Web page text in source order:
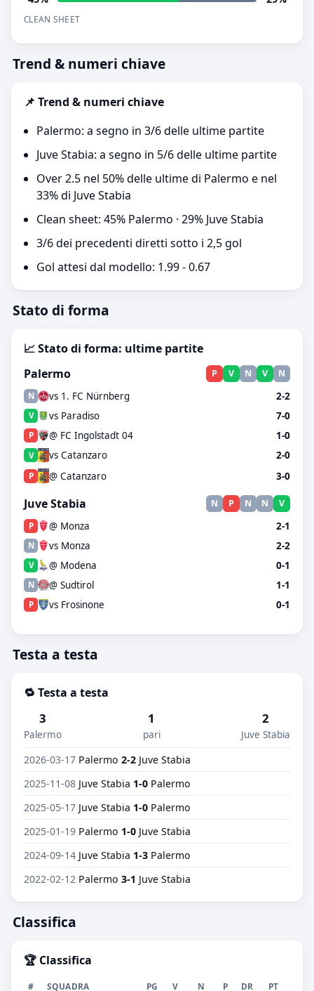
CLEAN SHEET
Trend & numeri chiave
📌 Trend & numeri chiave
Palermo: a segno in 3/6 delle ultime partite
Juve Stabia: a segno in 5/6 delle ultime partite
Over 2.5 nel 50% delle ultime di Palermo e nel
33% di Juve Stabia
Clean sheet: 45% Palermo · 29% Juve Stabia
3/6 dei precedenti diretti sotto i 2,5 gol
Gol attesi dal modello: 1.99 - 0.67
Stato di forma
📈 Stato di forma: ultime partite
Palermo
P V N V N
N vs 1. FC Nürnberg 2-2
V vs Paradiso 7-0
P @ FC Ingolstadt 04 1-0
V vs Catanzaro 2-0
P @ Catanzaro 3-0
Juve Stabia N P N N V
P @ Monza 2-1
N vs Monza 2-2
V @ Modena 0-1
N @ Sudtirol 1-1
P vs Frosinone 0-1
Testa a testa
🔁 Testa a testa
3
Palermo
1
pari
2
Juve Stabia
2026-03-17 Palermo 2-2 Juve Stabia
2025-11-08 Juve Stabia 1-0 Palermo
2025-05-17 Juve Stabia 1-0 Palermo
2025-01-19 Palermo 1-0 Juve Stabia
2024-09-14 Juve Stabia 1-3 Palermo
2022-02-12 Palermo 3-1 Juve Stabia
Classifica
🏆 Classifica
# SQUADRA PG V N P DR PT